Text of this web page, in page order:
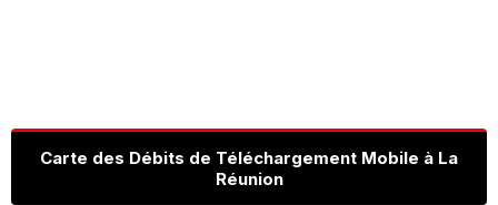
Carte des Débits de Téléchargement Mobile à La
Réunion